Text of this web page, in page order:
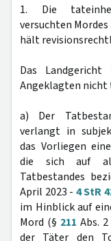
1. Die
versuchten
hält
Das
Angeklagten
a) Der
verlangt in
das Vorliegen
die sich auf
Tatbestandes
April 2023 - 4 StR
im Hinblick auf
Mord (§ 211 Abs.
der Täter den